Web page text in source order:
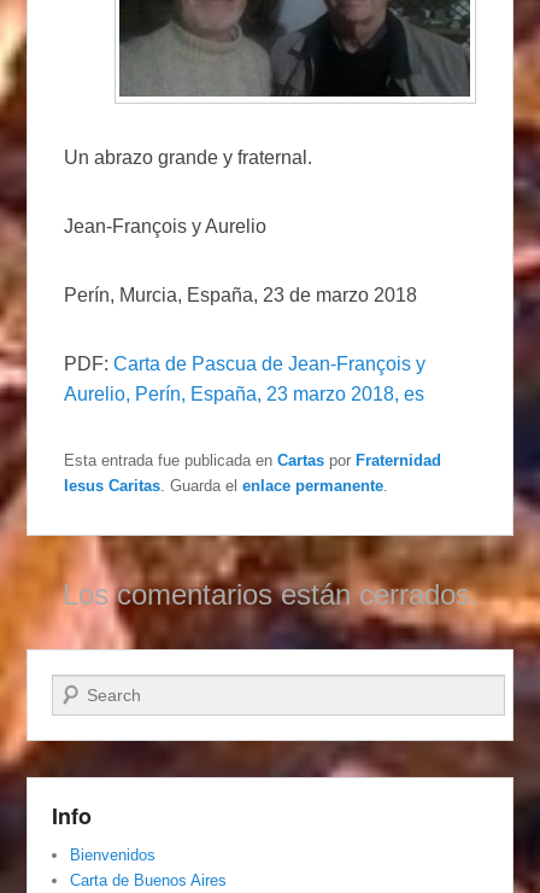
Un abrazo grande y fraternal.
Jean-François y Aurelio
Perín, Murcia, España, 23 de marzo 2018
PDF:Carta de Pascua de Jean-François y
Aurelio, Perín, España, 23 marzo 2018, es
Esta entrada fue publicada enCartas porFraternidad
Iesus Caritas . Guarda elenlace permanente
Los comentarios están cerrados.
Buscar
Info
Bienvenidos
Carta de Buenos Aires